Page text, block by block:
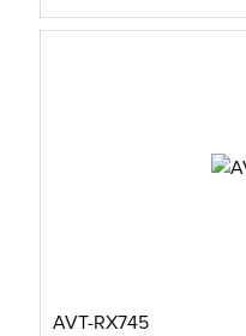
AVT-RX745